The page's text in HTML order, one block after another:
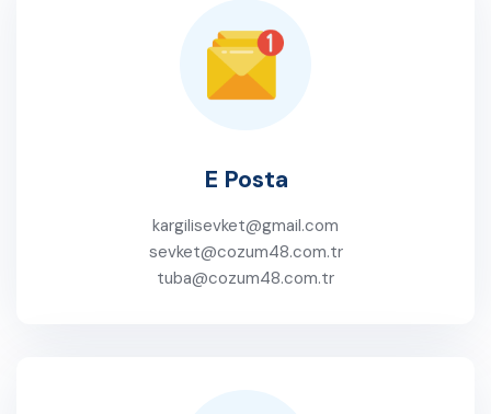
E Posta
kargilisevket@gmail.com
sevket@cozum48.com.tr
tuba@cozum48.com.tr